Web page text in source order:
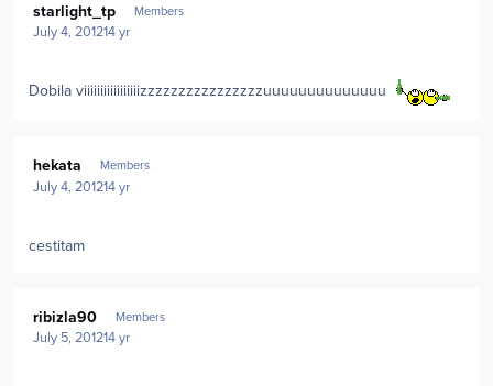
starlight_tp Members
July 4, 201214 yr
Dobila viiiiiiiiiiiiiiiiizzzzzzzzzzzzzzzzuuuuuuuuuuuuuu
hekata Members
July 4, 201214 yr
cestitam
ribizla90 Members
July 5, 201214 yr